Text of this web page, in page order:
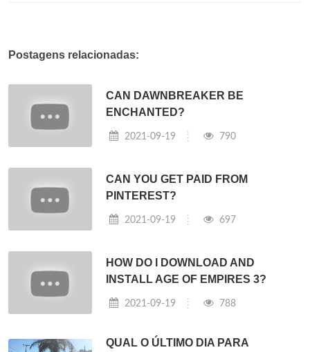
Postagens relacionadas:
CAN DAWNBREAKER BE
ENCHANTED?
2021-09-19 790
CAN YOU GET PAID FROM
PINTEREST?
2021-09-19 697
HOW DO I DOWNLOAD AND
INSTALL AGE OF EMPIRES 3?
2021-09-19 788
QUAL O ÚLTIMO DIA PARA